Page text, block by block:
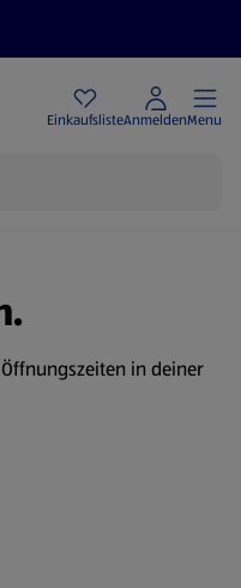
EinkaufslisteAnmeldenMenu
in deiner